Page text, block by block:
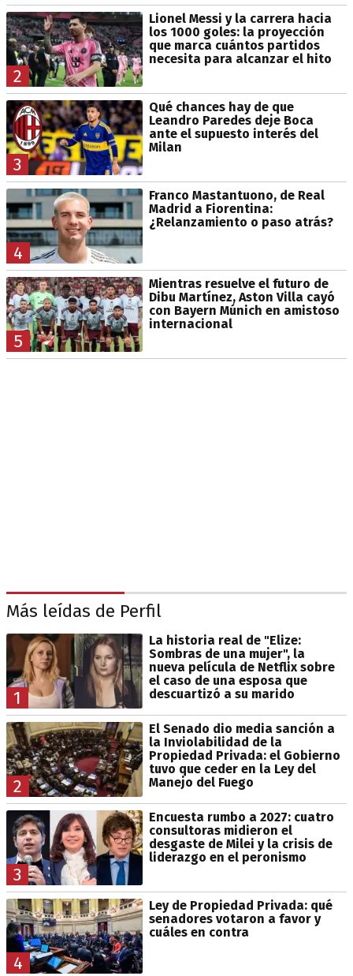
2
Lionel Messi y la carrera hacia
los 1000 goles: la proyección
que marca cuántos partidos
necesita para alcanzar el hito
3
Qué chances hay de que
Leandro Paredes deje Boca
ante el supuesto interés del
Milan
4
Franco Mastantuono, de Real
Madrid a Fiorentina:
¿Relanzamiento o paso atrás?
5
Mientras resuelve el futuro de
Dibu Martínez, Aston Villa cayó
con Bayern Múnich en amistoso
internacional
Más leídas de Perfil
1
La historia real de "Elize:
Sombras de una mujer", la
nueva película de Netflix sobre
el caso de una esposa que
descuartizó a su marido
2
El Senado dio media sanción a
la Inviolabilidad de la
Propiedad Privada: el Gobierno
tuvo que ceder en la Ley del
Manejo del Fuego
3
Encuesta rumbo a 2027: cuatro
consultoras midieron el
desgaste de Milei y la crisis de
liderazgo en el peronismo
4
Ley de Propiedad Privada: qué
senadores votaron a favor y
cuáles en contra